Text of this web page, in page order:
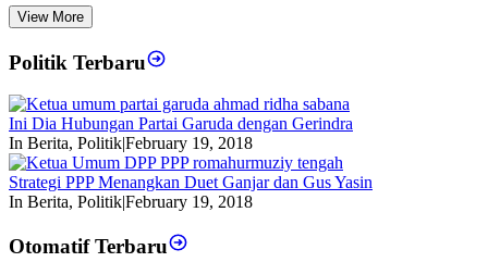
View More
Politik Terbaru
Ini Dia Hubungan Partai Garuda dengan Gerindra
In Berita, Politik|February 19, 2018
Strategi PPP Menangkan Duet Ganjar dan Gus Yasin
In Berita, Politik|February 19, 2018
Otomatif Terbaru